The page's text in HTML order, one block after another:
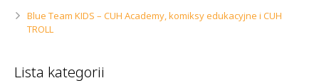
Blue Team KIDS – CUH Academy, komiksy edukacyjne i CUH
TROLL
Lista kategorii